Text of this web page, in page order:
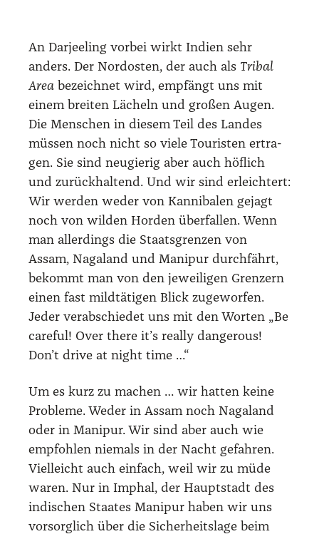
An Dar­jee­ling vor­bei wirkt Indi­en sehr
anders. Der Nord­os­ten, der auch als Tri­bal
Area bezeich­net wird, emp­fängt uns mit
einem brei­ten Lächeln und gro­ßen Augen.
Die Men­schen in die­sem Teil des Lan­des
müs­sen noch nicht so vie­le Tou­ris­ten ertra­
gen. Sie sind neu­gie­rig aber auch höf­lich
und zurück­hal­tend. Und wir sind erleich­tert:
Wir wer­den weder von Kan­ni­ba­len gejagt
noch von wil­den Hor­den über­fal­len. Wenn
man aller­dings die Staats­gren­zen von
Assam, Naga­land und Mani­pur durch­fährt,
bekommt man von den jewei­li­gen Gren­zern
einen fast mild­tä­ti­gen Blick zuge­wor­fen.
Jeder ver­ab­schie­det uns mit den Wor­ten „Be
careful! Over the­re it’s real­ly dan­ge­rous!
Don’t dri­ve at night time …“
Um es kurz zu machen … wir hat­ten kei­ne
Pro­ble­me. Weder in Assam noch Naga­land
oder in Mani­pur. Wir sind aber auch wie
emp­foh­len nie­mals in der Nacht gefah­ren.
Viel­leicht auch ein­fach, weil wir zu müde
waren. Nur in Imphal, der Haupt­stadt des
indi­schen Staa­tes Mani­pur haben wir uns
vor­sorg­lich über die Sicher­heits­la­ge beim